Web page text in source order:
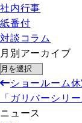
社内行事
紙番付
対談コラム
月別アーカイブ
ショールーム休
「ガリバーシリ
ニュース